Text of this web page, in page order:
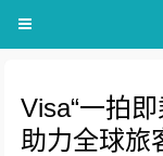
Visa“一拍
助力全球旅